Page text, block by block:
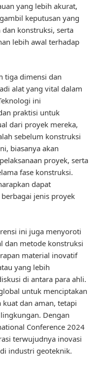
yang lebih akurat,
keputusan yang
konstruksi, serta
lebih awal terhadap
tiga dimensi dan
alat yang vital dalam
ini
praktisi untuk
dari proyek mereka,
sebelum konstruksi
biasanya akan
proyek, serta
fase konstruksi.
dapat
jenis proyek
ini juga menyoroti
dan metode konstruksi
material inovatif
yang lebih
di antara para ahli.
untuk menciptakan
dan aman, tetapi
Dengan
Conference 2024
terwujudnya inovasi
industri geoteknik.